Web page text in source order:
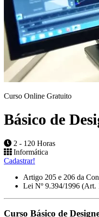
Curso Online Gratuito
Básico de
2 - 120 Horas
Informática
Cadastrar!
Artigo 205 e 206 da
Lei Nº 9.394/1996 (Art.
Curso Básico de